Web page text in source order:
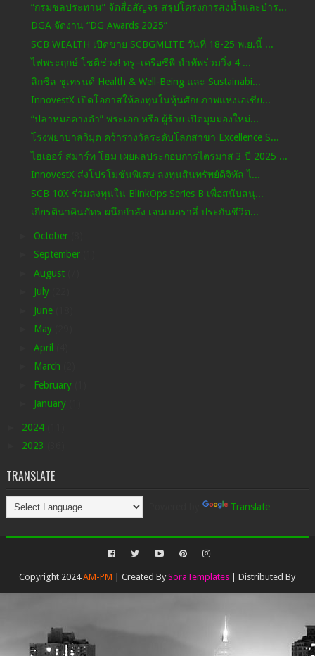
“กรมชลประทาน” จัดสื่อสัญจร สรุปโครงการส่งน้ำและบำร...
DGA จัดงาน “DG Awards 2025”
SCB WEALTH เปิดขาย SCBGMLITE วันที่ 18-25 พ.ย.นี้ ...
ไฟพระฤกษ์ โชติช่วง! ทรู–เครือซีพี นำทัพร่วมวิ่ง 4 ...
ลิกซิล ชูเทรนด์ Health & Well-Being และ Sustainabi...
InnovestX เปิดโอกาสให้ลงทุนในหุ้นศักยภาพแห่งเอเชีย...
“ปลาหมอคางดำ” พระเอก หรือ ผู้ร้าย เปิดมุมมองใหม่...
โรงพยาบาลวิมุต คว้ารางวัลระดับโลกสาขา Excellence S...
ไฮเออร์ สมาร์ท โฮม เผยผลประกอบการไตรมาส 3 ปี 2025 ...
InnovestX ส่งโปรโมชันพิเศษ ลงทุนสินทรัพย์ดิจิทัล ไ...
SCB 10X ร่วมลงทุนใน BlinkOps Series B เพื่อสนับสนุ...
เกียรตินาคินภัทร ผนึกกำลัง เจนเนอราลี่ ประกันชีวิต...
October
September
August
July
June
May
April
March
February
January
2024
2023
TRANSLATE
Translate
Copyright 2024AM-PM | Created BySoraTemplates | Distributed By